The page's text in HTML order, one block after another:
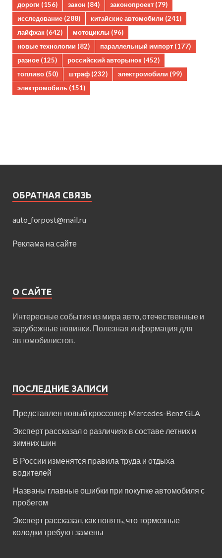
дороги (156) закон (84) законопроект (79)
исследование (288) китайские автомобили (241)
лайфхак (642) мотоциклы (96)
новые технологии (82) параллельный импорт (177)
разное (125) российский авторынок (452)
топливо (50) штраф (232) электромобили (99)
электромобиль (151)
ОБРАТНАЯ СВЯЗЬ
auto_forpost@mail.ru
Реклама на сайте
О САЙТЕ
Интересные события из мира авто, отечественные и
зарубежные новинки. Полезная информация для
автомобилистов.
ПОСЛЕДНИЕ ЗАПИСИ
Представлен новый кроссовер Mercedes-Benz GLA
Эксперт рассказал о различиях в составе летних и
зимних шин
В России изменятся правила труда и отдыха
водителей
Названы главные ошибки при покупке автомобиля с
пробегом
Эксперт рассказал, как понять, что тормозные
колодки требуют замены